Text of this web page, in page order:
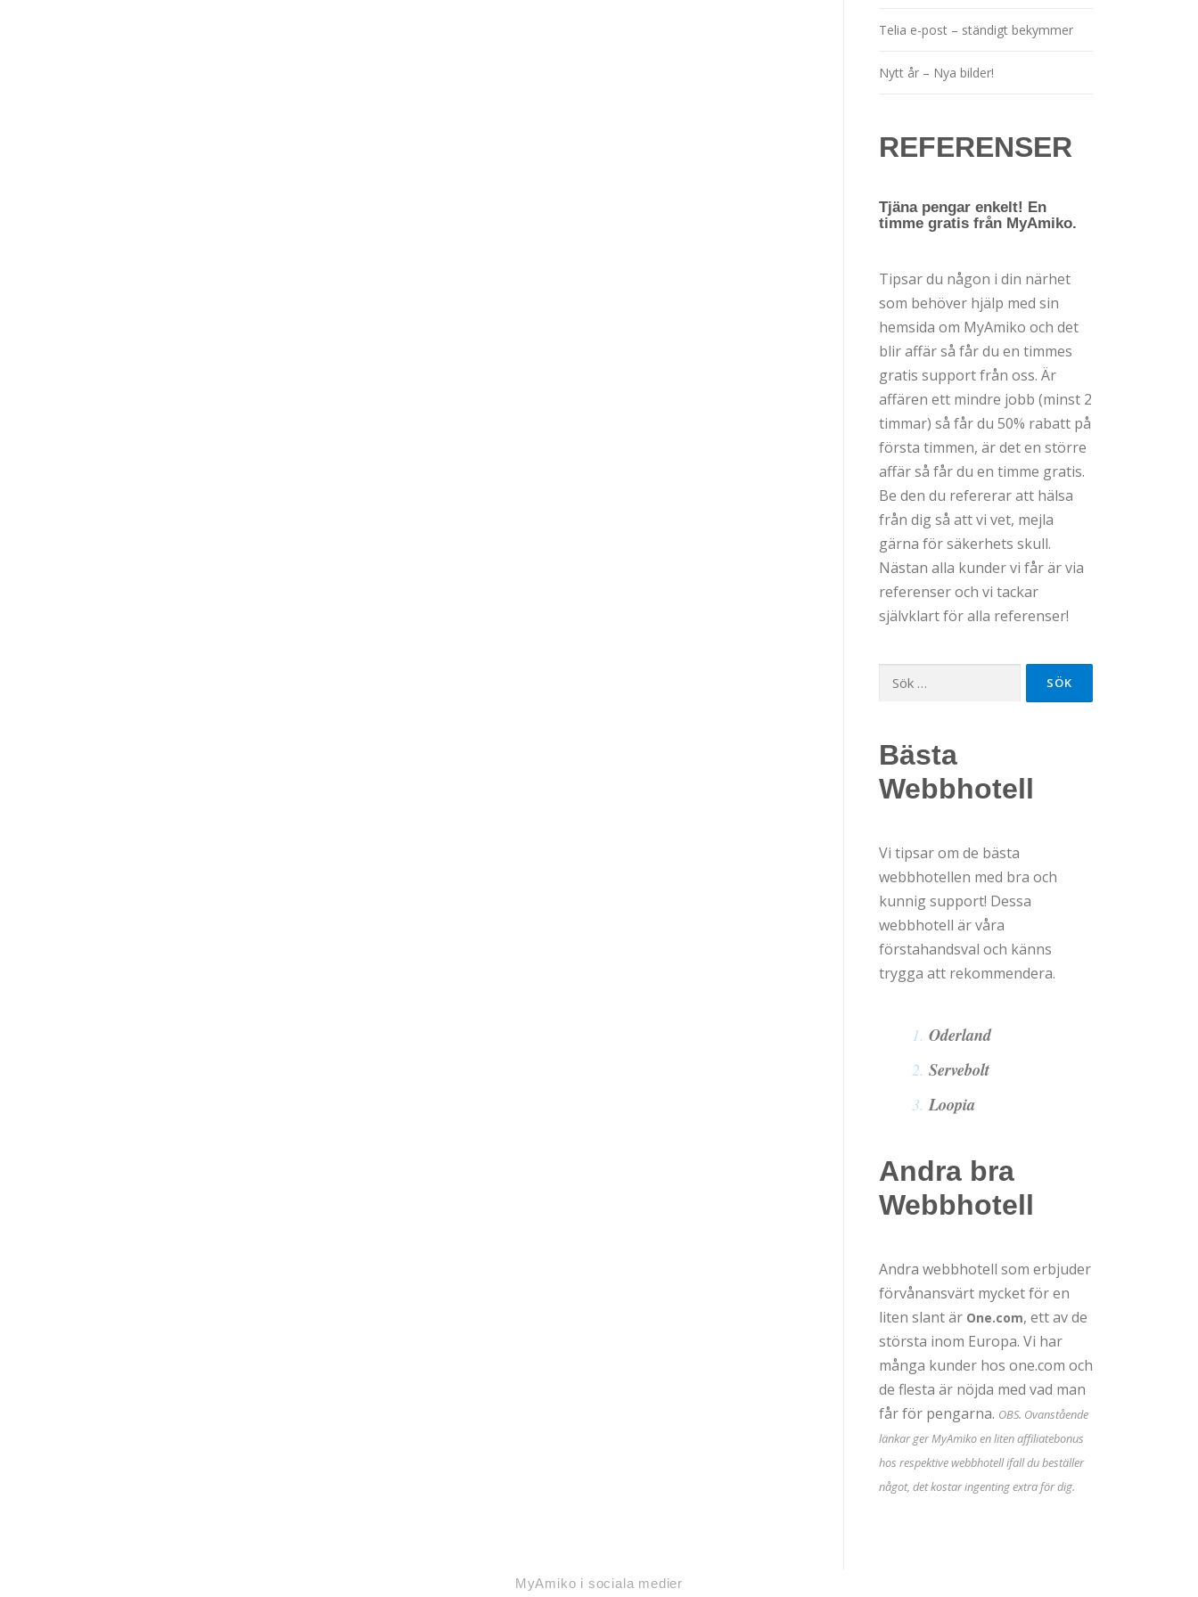
Telia e-post – ständigt bekymmer
Nytt år – Nya bilder!
REFERENSER
Tjäna pengar enkelt! En
timme gratis från MyAmiko.
Tipsar du någon i din närhet
som behöver hjälp med sin
hemsida om MyAmiko och det
blir affär så får du en timmes
gratis support från oss. Är
affären ett mindre jobb (minst 2
timmar) så får du 50% rabatt på
första timmen, är det en större
affär så får du en timme gratis.
Be den du refererar att hälsa
från dig så att vi vet, mejla
gärna för säkerhets skull.
Nästan alla kunder vi får är via
referenser och vi tackar
självklart för alla referenser!
Sök
Bästa
Webbhotell
Vi tipsar om de bästa
webbhotellen med bra och
kunnig support! Dessa
webbhotell är våra
förstahandsval och känns
trygga att rekommendera.
Oderland
Servebolt
Loopia
Andra bra
Webbhotell
Andra webbhotell som erbjuder
förvånansvärt mycket för en
liten slant är One.com, ett av de
största inom Europa. Vi har
många kunder hos one.com och
de flesta är nöjda med vad man
får för pengarna. OBS. Ovanstående
länkar ger MyAmiko en liten affiliatebonus
hos respektive webbhotell ifall du beställer
något, det kostar ingenting extra för dig.
MyAmiko i sociala medier